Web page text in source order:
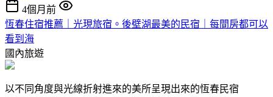
4個月前
恆春住宿推薦｜光現旅宿。後壁湖最美的民宿｜每間房都可以
看到海
國內旅遊
以不同角度與光線折射進來的美所呈現出來的恆春民宿